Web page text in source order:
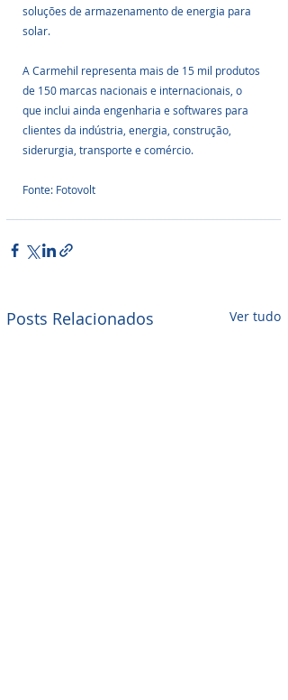
soluções de armazenamento de energia para
solar.
A Carmehil representa mais de 15 mil produtos
de 150 marcas nacionais e internacionais, o
que inclui ainda engenharia e softwares para
clientes da indústria, energia, construção,
siderurgia, transporte e comércio.
Fonte: Fotovolt
Posts Relacionados Ver tudo